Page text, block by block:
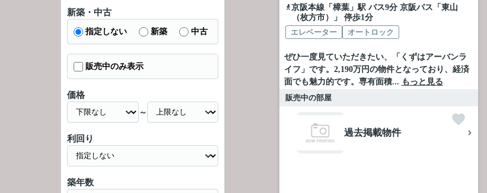
京阪本線「 樟葉」駅 バス9分 京阪バス「東山
（枚方市）」 停歩1分
エレベーター
オートロック
ぜひ一度見ていただきたい、「くずはアーバンラ
イフ」です。2,190万円の物件となっており、経済
面でも魅力的です。専有面積... もっと見る
販売中の部屋
過去掲載物件
新築・中古
指定しない 新築 中古
販売中のみ表示
価格
～
利回り
築年数